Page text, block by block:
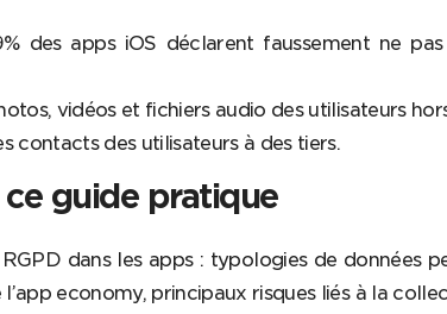
des apps iOS déclarent faussement ne
vidéos et fichiers audio des utilisateurs
contacts des utilisateurs à des tiers.
guide pratique
dans les apps : typologies de données
economy, principaux risques liés à la